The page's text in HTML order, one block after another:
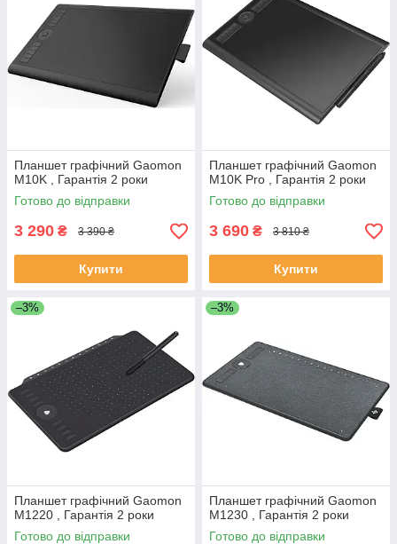
Планшет графічний Gaomon
M10K , Гарантія 2 роки
Готово до відправки
3 290 ₴ 3 390 ₴
Купити
Планшет графічний Gaomon
M10K Pro , Гарантія 2 роки
Готово до відправки
3 690 ₴ 3 810 ₴
Купити
–3%
Планшет графічний Gaomon
M1220 , Гарантія 2 роки
Готово до відправки
–3%
Планшет графічний Gaomon
M1230 , Гарантія 2 роки
Готово до відправки